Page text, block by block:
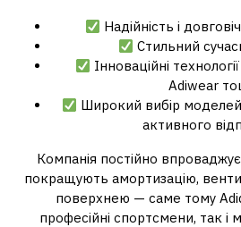
Надійність і
Стильний
Інноваційні
Adiwear
Широкий вибір моделей
активного
Компанія постійно
покращують амортизацію,
поверхнею — саме тому
професійні спортсмени, так